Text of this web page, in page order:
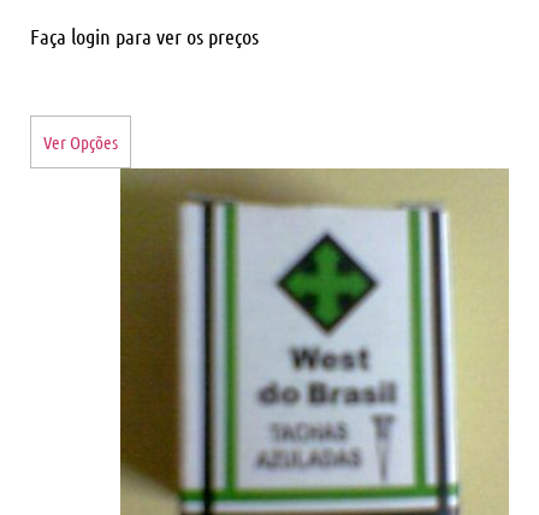
Faça login para ver os preços
Ver Opções